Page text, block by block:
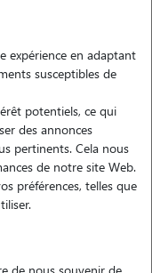
expérience en adaptant
susceptibles de
potentiels, ce qui
des annonces
pertinents. Cela nous
de notre site Web.
préférences, telles que